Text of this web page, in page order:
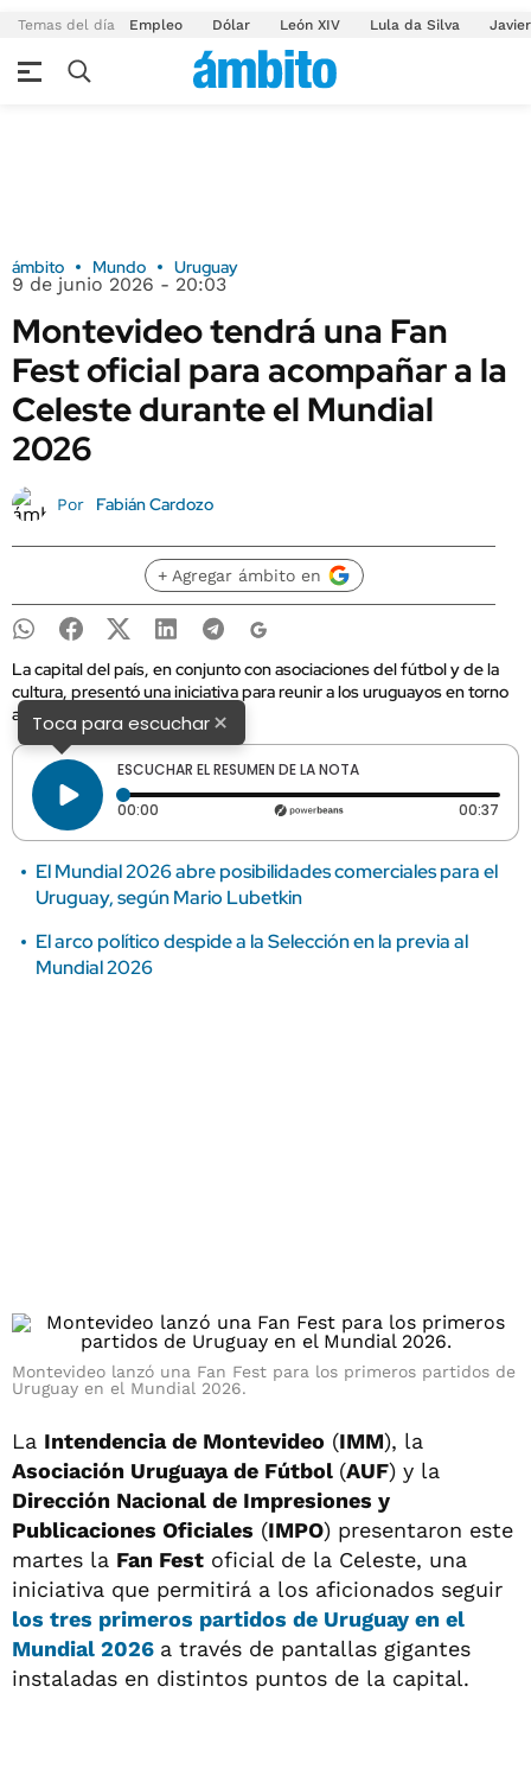
Temas del día Empleo Dólar León XIV Lula da Silva
ámbito Mundo Uruguay
9 de junio 2026 - 20:03
Montevideo tendrá una Fan
Fest oficial para acompañar a la
Celeste durante el Mundial
2026
Por Fabián Cardozo
+ Agregar ámbito en
La capital del país, en conjunto con asociaciones del fútbol y de la
cultura, presentó una iniciativa para reunir a los uruguayos en torno
a la Copa del Mundo.
Toca para escuchar×
ESCUCHAR EL RESUMEN DE LA NOTA
00:00 Tiempo transcurrido: 0 segundos 00:37
El Mundial 2026 abre posibilidades comerciales para el
Uruguay, según Mario Lubetkin
El arco político despide a la Selección en la previa al
Mundial 2026
Montevideo lanzó una Fan Fest para los primeros partidos de
Uruguay en el Mundial 2026.
La Intendencia de Montevideo (IMM), la
Asociación Uruguaya de Fútbol (AUF) y la
Dirección Nacional de Impresiones y
Publicaciones Oficiales (IMPO) presentaron este
martes la Fan Fest oficial de la Celeste, una
iniciativa que permitirá a los aficionados seguir
los tres primeros partidos de Uruguay en el
Mundial 2026 a través de pantallas gigantes
instaladas en distintos puntos de la capital.